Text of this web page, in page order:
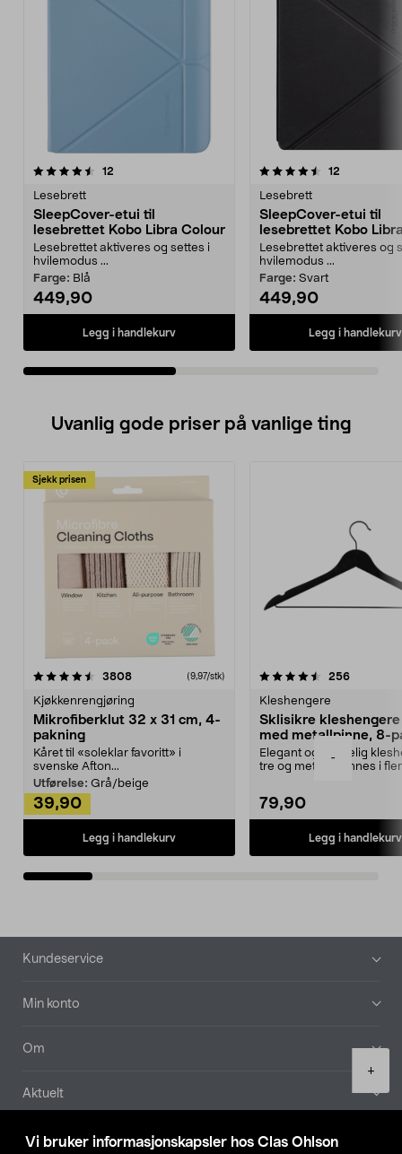
Vi bruker informasjonskapsler hos Clas Ohlson
-
+
12
Lesebrett
SleepCover-etui til
lesebrettet Kobo Libra Colour
Lesebrettet aktiveres og settes i
hvilemodus ...
Farge: Blå
449,90
Legg i handlekurv
4.5av 5 stjerner 12
Lesebrett
SleepCover-etui til
lesebrettet Kobo
Lesebrettet aktiveres og
hvilemodus ...
Farge: Svart
449,90
Legg i handlekurv
5.0av 5 stjerner
Uvanlig gode priser på vanlige ting
Sjekk prisen
3808anmeldelser(9,97/stk)
Kjøkkenrengjøring
Mikrofiberklut 32 x 31 cm, 4-
pakning
Kåret til «soleklar favoritt» i
svenske Afton...
Utførelse: Grå/beige
39,90
Legg i handlekurv
4.5av 5 stjerner 256
Kleshengere
Sklisikre
med metallpinne, 8-
Elegant og skikkelig
tre og metall – finnes i
79,90
Legg i handlekurv
4.5av 5 stjerner
Bunntekst
Kundeservice
Min konto
Om
Aktuelt
Våre selskaper